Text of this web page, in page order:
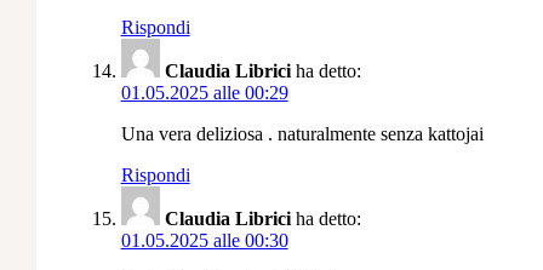
Rispondi
Claudia Librici ha detto:
01.05.2025 alle 00:29
Una vera deliziosa . naturalmente senza kattojai
Rispondi
Claudia Librici ha detto:
01.05.2025 alle 00:30